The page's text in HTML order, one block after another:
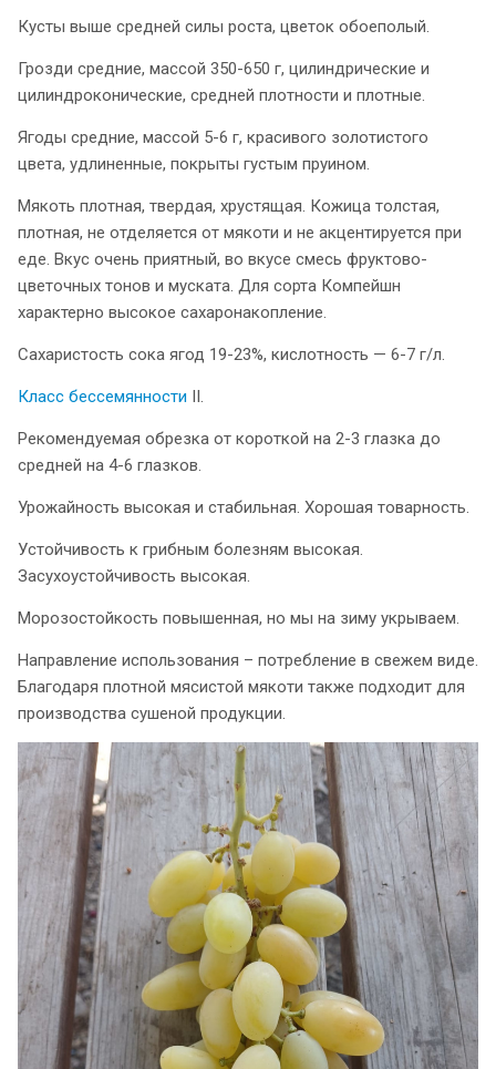
Кусты выше средней силы роста, цветок обоеполый.
Грозди средние, массой 350-650 г, цилиндрические и
цилиндроконические, средней плотности и плотные.
Ягоды средние, массой 5-6 г, красивого золотистого
цвета, удлиненные, покрыты густым пруином.
Мякоть плотная, твердая, хрустящая. Кожица толстая,
плотная, не отделяется от мякоти и не акцентируется при
еде. Вкус очень приятный, во вкусе смесь фруктово-
цветочных тонов и муската. Для сорта Компейшн
характерно высокое сахаронакопление.
Сахаристость сока ягод 19-23%, кислотность — 6-7 г/л.
Класс бессемянности II.
Рекомендуемая обрезка от короткой на 2-3 глазка до
средней на 4-6 глазков.
Урожайность высокая и стабильная. Хорошая товарность.
Устойчивость к грибным болезням высокая.
Засухоустойчивость высокая.
Морозостойкость повышенная, но мы на зиму укрываем.
Направление использования – потребление в свежем виде.
Благодаря плотной мясистой мякоти также подходит для
производства сушеной продукции.